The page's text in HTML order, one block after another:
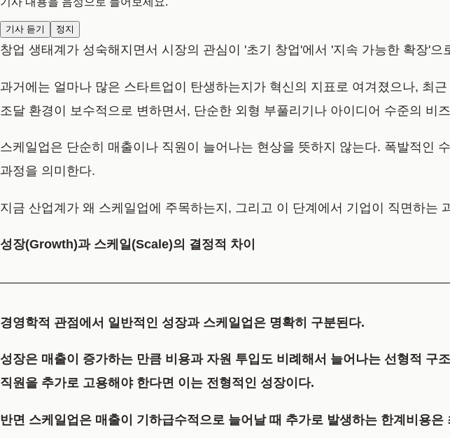
기사 듣기 정지
창업 생태계가 성숙해지면서 시장의 관심이 '초기 창업'에서 '지속 가능한 확장'으
과거에는 얼마나 많은 스타트업이 탄생하는지가 혁신의 지표로 여겨졌으나, 최
조달 환경이 보수적으로 변하면서, 단순한 외형 부풀리기나 아이디어 수준의 비
스케일업은 단순히 매출이나 직원이 늘어나는 현상을 뜻하지 않는다. 폭발적인
과정을 의미한다.
지금 산업계가 왜 스케일업에 주목하는지, 그리고 이 단계에서 기업이 직면하는
성장(Growth)과 스케일(Scale)의 결정적 차이
경영학적 관점에서 일반적인 성장과 스케일업은 명확히 구분된다.
성장은 매출이 증가하는 만큼 비용과 자원 투입도 비례해서 늘어나는 선형적 구
직원을 추가로 고용해야 한다면 이는 전형적인 성장이다.
반면 스케일업은 매출이 기하급수적으로 늘어날 때 추가로 발생하는 한계비용